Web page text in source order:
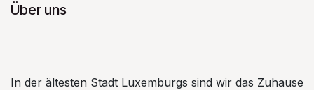
Über uns
In der ältesten Stadt Luxemburgs sind wir das Zuhause